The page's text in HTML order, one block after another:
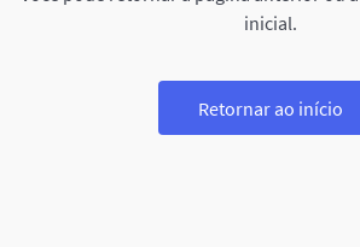
inicial.
Retornar ao início